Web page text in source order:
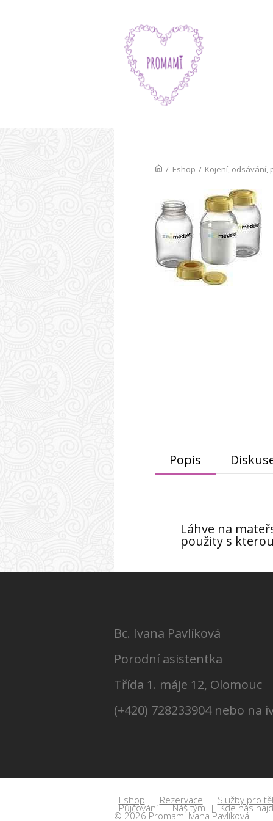
/ Eshop / Kojení, odsávání,
Popis
Láhve na
použity s
Bc. Ivana Pavlíková
Porodní asistentka
Třída 1. máje 12, Olomouc
(+420) 728233904 nebo na
Eshop Rezervace Služby pro
Půjčování Náš tým Kde nás
© 2026 Promami Ivana Pavlíková